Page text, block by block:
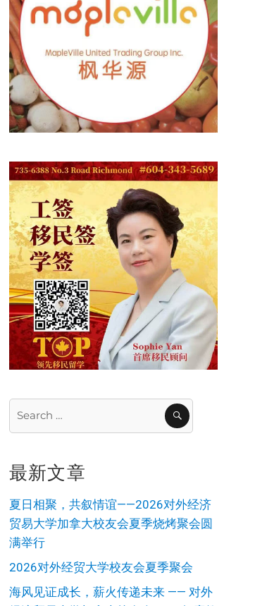
SEARCH
最新文章
夏日相聚，共叙情谊——2026对外经济
贸易大学加拿大校友会夏季烧烤聚会圆
满举行
2026对外经贸大学校友会夏季聚会
海风见证成长，薪火传递未来 —— 对外